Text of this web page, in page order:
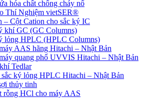
hóa chất chống cháy nổ
Thí Nghiệm vietSER®
– Cột Cation cho sắc ký IC
khí GC (GC Columns)
lỏng HPLC (HPLC Columns)
AAS hãng Hitachi – Nhật Bản
quang phổ UVVIS Hitachi – Nhật Bản
Tedlar
ký lỏng HPLC Hitachi – Nhật Bản
thủy tinh
rỗng HCl cho máy AAS